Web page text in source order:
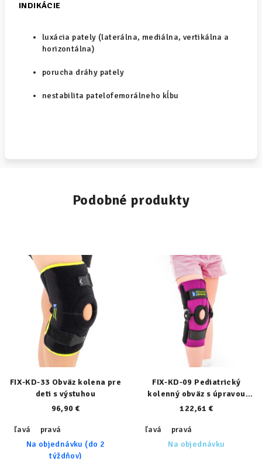
INDIKÁCIE
luxácia pately (laterálna, mediálna, vertikálna a
horizontálna)
porucha dráhy pately
nestabilita patelofemorálneho kĺbu
Podobné produkty
FIX-KD-33 Obväz kolena pre
deti s výstuhou
96,90 €
ľavá
pravá
Na objednávku (do 2
týždňov)
FIX-KD-09 Pediatrický
kolenný obväz s úpravou
rozsahu pohybu
122,61 €
ľavá
pravá
Na objednávku